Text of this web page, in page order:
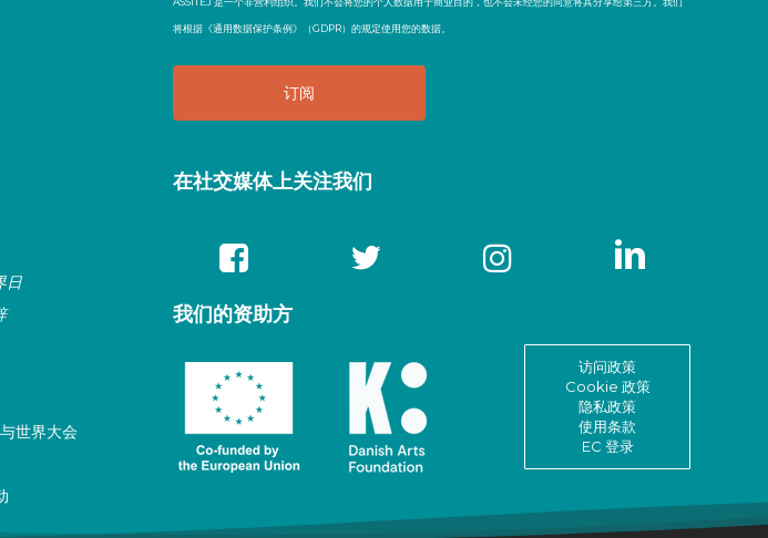
日
世界大会
将根据《通用数据保护条例》（GDPR）的规定使用您的数据。
在社交媒体上关注我们
我们的资助方
访问政策
Cookie 政策
隐私政策
使用条款
EC 登录